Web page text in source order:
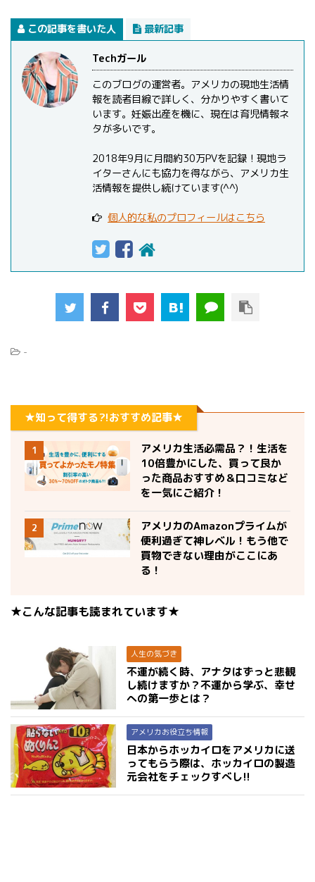
この記事を書いた人 最新記事
Techガール
このブログの運営者。アメリカの現地生活情
報を読者目線で詳しく、分かりやすく書いて
います。妊娠出産を機に、現在は育児情報ネ
タが多いです。
2018年9月に月間約30万PVを記録！現地ラ
イターさんにも協力を得ながら、アメリカ生
活情報を提供し続けています(^^)
個人的な私のプロフィールはこちら
-
★知って得する?!おすすめ記事★
1
アメリカ生活必需品？！生活を
10倍豊かにした、買って良か
った商品おすすめ＆口コミなど
を一気にご紹介！
2
アメリカのAmazonプライムが
便利過ぎて神レベル！もう他で
買物できない理由がここにあ
る！
★こんな記事も読まれています★
人生の気づき
不運が続く時、アナタはずっと悲観
し続けますか？不運から学ぶ、幸せ
への第一歩とは？
アメリカお役立ち情報
日本からホッカイロをアメリカに送
ってもらう際は、ホッカイロの製造
元会社をチェックすべし!!